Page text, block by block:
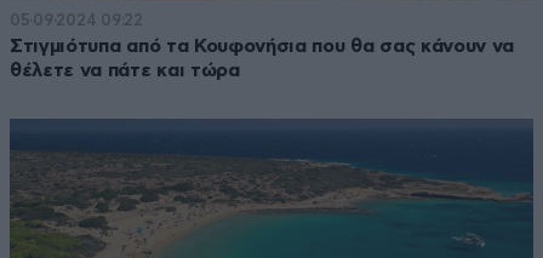
05·09·2024 09:22
Στιγμιότυπα από τα Κουφονήσια που θα σας κάνουν να
θέλετε να πάτε και τώρα